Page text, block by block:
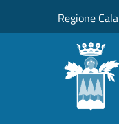
Regione